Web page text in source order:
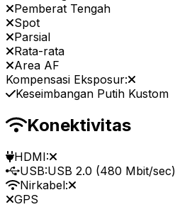
Pemberat Tengah
Spot
Parsial
Rata-rata
Area AF
Kompensasi Eksposur:
Keseimbangan Putih Kustom
Konektivitas
HDMI:
USB:USB 2.0 (480 Mbit/sec)
Nirkabel:
GPS